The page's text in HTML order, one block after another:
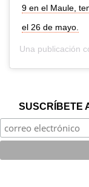
9 en el Maule,
el 26 de mayo.
Una publicación
SUSCRÍBETE